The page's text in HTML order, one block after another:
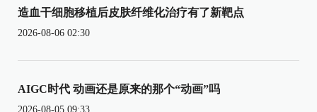
造血干细胞移植后皮肤纤维化治疗有了新靶点
2026-08-06 02:30
AIGC时代 动画还是原来的那个“动画”吗
2026-08-05 09:33